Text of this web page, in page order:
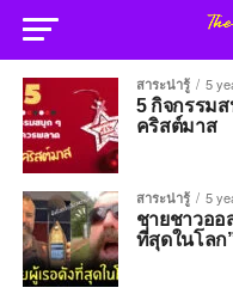
สาระน่ารู้ 5
5 กิจกรรม
คริสต์มาส
สาระน่ารู้ 5
ชายชาวออ
ที่สุดในโลก